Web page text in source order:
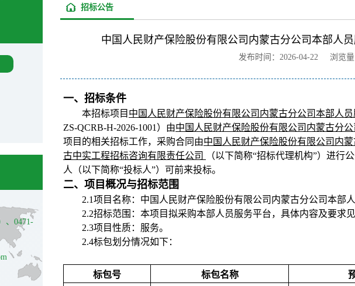
、0471-
招标公告
中国人民财产保险股份有限公司内蒙古分公司本部人
发布时间：2026-04-22 浏览量
一、招标条件
本招标项目 中国人民财产保险股份有限公司内蒙古分公司本部人员
ZS-QCRB-H-2026-1001）由中国人民财产保险股份有限公司内蒙古分公
项目的相关招标工作，采购合同由中国人民财产保险股份有限公司内蒙
古中实工程招标咨询有限责任公司
（以下简称“招标代理机构”）进行
人（以下简称“投标人”）可前来投标。
二、项目概况与招标范围
2.1项目名称：中国人民财产保险股份有限公司内蒙古分公司本部
2.2招标范围：本项目拟采购本部人员服务平台，具体内容及要求
2.3项目性质：服务。
2.4标包划分情况如下：
标包号 标包名称